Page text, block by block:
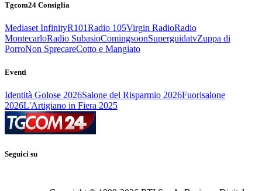
Tgcom24 Consiglia
Mediaset InfinityR101Radio 105Virgin RadioRadio
MontecarloRadio SubasioComingsoonSuperguidatvZuppa di
PorroNon SprecareCotto e Mangiato
Eventi
Identità Golose 2026Salone del Risparmio 2026Fuorisalone
2026L'Artigiano in Fiera 2025
Seguici su